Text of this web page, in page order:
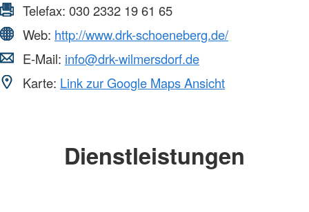
Telefax: 030 2332 19 61 65
Web: http://www.drk-schoeneberg.de/
E-Mail: info@drk-wilmersdorf.de
Karte: Link zur Google Maps Ansicht
Dienstleistungen